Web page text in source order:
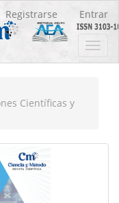
Registrarse Entrar
Científicas y